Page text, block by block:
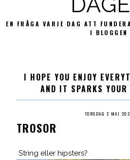
EN FRÅGA VARJE DAG ATT
I BLOGGEN
I HOPE YOU ENJOY
AND IT SPARKS
TORSDAG 2 MAJ
TROSOR
String eller hipsters?